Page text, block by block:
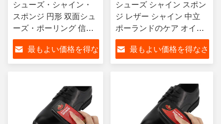
シューズ・シャイン・
スポンジ 円形 双面シュ
ーズ・ポーリング 信頼
性のあるオプション 輝
く革のシューズ カスタ
マイズ
最もよい価格を得な
シューズ シャイン スポン
ジ レザー シャイン 中立
ポーランドのケア オイル
ヨーロッパの主要市場向
け OEM ロゴ
最もよい価格を得なさ